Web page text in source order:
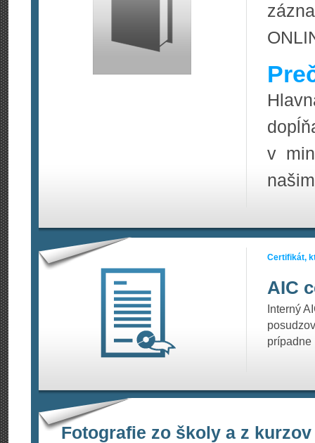
v
Certifikát,
AIC
Interný
prípadne
Fotografie zo školy a z kurzov